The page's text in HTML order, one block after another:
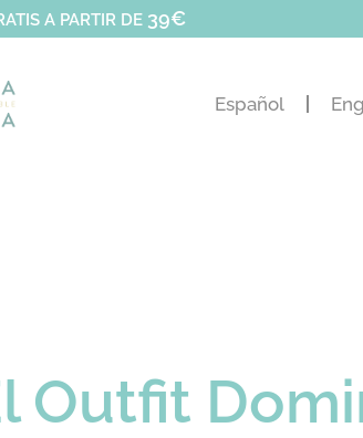
A PARTIR DE 39€
Español
Outfit